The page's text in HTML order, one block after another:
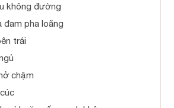
không đường
đam pha loãng
trái
chậm